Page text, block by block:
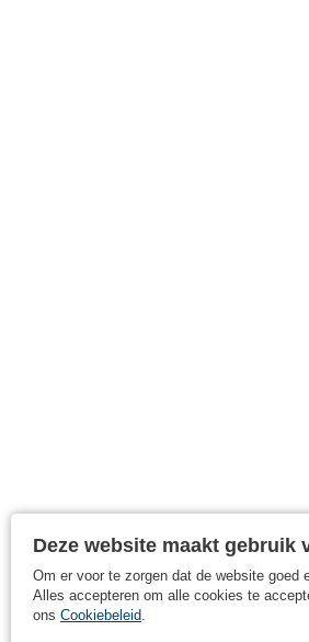
Deze website maakt gebruik
Om er voor te zorgen dat de website
Alles accepteren om alle cookies te
ons Cookiebeleid.